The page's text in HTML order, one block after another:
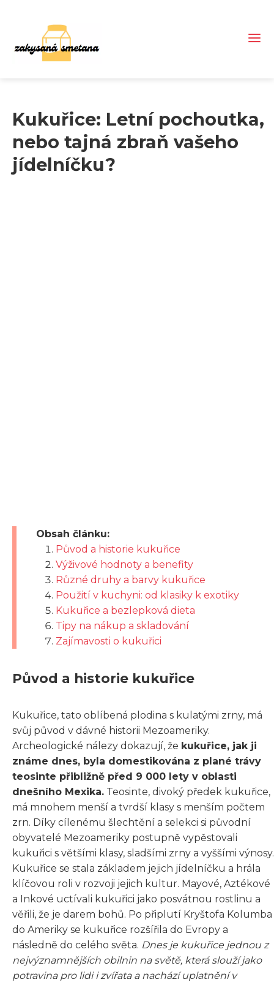
Kukuřice: Letní pochoutka,
nebo tajná zbraň vašeho
jídelníčku?
Obsah článku:
Původ a historie kukuřice
Výživové hodnoty a benefity
Různé druhy a barvy kukuřice
Použití v kuchyni: od klasiky k exotiky
Kukuřice a bezlepková dieta
Tipy na nákup a skladování
Zajímavosti o kukuřici
Původ a historie kukuřice
Kukuřice, tato oblíbená plodina s kulatými zrny, má
svůj původ v dávné historii Mezoameriky.
Archeologické nálezy dokazují, že kukuřice, jak ji
známe dnes, byla domestikována z plané trávy
teosinte přibližně před 9 000 lety v oblasti
dnešního Mexika. Teosinte, divoký předek kukuřice,
má mnohem menší a tvrdší klasy s menším počtem
zrn. Díky cílenému šlechtění a selekci si původní
obyvatelé Mezoameriky postupně vypěstovali
kukuřici s většími klasy, sladšími zrny a vyššími výnosy.
Kukuřice se stala základem jejich jídelníčku a hrála
klíčovou roli v rozvoji jejich kultur. Mayové, Aztékové
a Inkové uctívali kukuřici jako posvátnou rostlinu a
věřili, že je darem bohů. Po připlutí Kryštofa Kolumba
do Ameriky se kukuřice rozšířila do Evropy a
následně do celého světa. Dnes je kukuřice jednou z
nejvýznamnějších obilnin na světě, která slouží jako
potravina pro lidi i zvířata a nachází uplatnění v